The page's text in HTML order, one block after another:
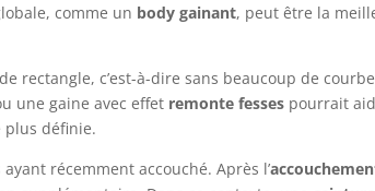
comme un body gainant, peut être la
rectangle, c’est-à-dire sans beaucoup de
une gaine avec effet remonte fesses pourrait
définie.
récemment accouché. Après l’